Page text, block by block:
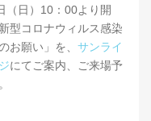
（日）10：00より開
型コロナウィルス感染
お願い」を、 サンライ
にてご案内、ご来場予